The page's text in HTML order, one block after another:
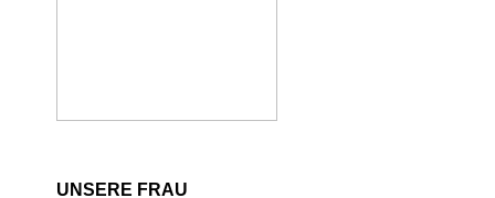
UNSERE FRAU